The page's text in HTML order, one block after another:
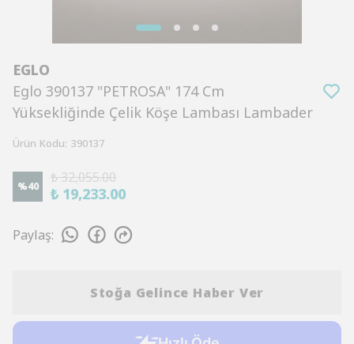
EGLO
Eglo 390137 "PETROSA" 174 Cm
Yüksekliğinde Çelik Köşe Lambası Lambader
Ürün Kodu: 390137
%40
₺ 32,055.00
₺ 19,233.00
Paylaş:
Stoğa Gelince Haber Ver